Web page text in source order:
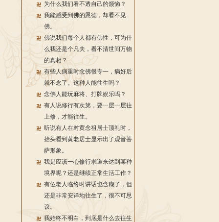
为什么我们看不透自己的烦恼？
我能感受到佛的恩德，却看不见
佛。
佛说我们每个人都有佛性，可为什
么我还是个凡夫，看不清世间万物
的真相？
有些人病重时念佛很专一，病好后
就不念了。这种人能往生吗？
念佛人能玩麻将、打牌娱乐吗？
有人说修行有次第，要一层一层往
上修，才能往生。
听说有人在对黄念祖居士顶礼时，
抬头看到黄老居士显示出了观音菩
萨形象。
我是应该一心修行求道来达到某种
境界呢？还是继续正常生活工作？
有位老人临终时讲话也含糊了，但
还是非常安详地往生了，很不可思
议。
我始终不明白，到底是什么去往生